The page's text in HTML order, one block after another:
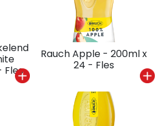
Fles
Rauch Apple - 200ml x
24 - Fles